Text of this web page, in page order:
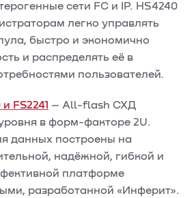
сети FC и IP. HS4240
легко управлять
быстро и экономично
и распределять её в
пользователей.
FS2241 – All-flash СХД
в форм-факторе 2U.
данных построены на
надёжной, гибкой и
платформе
разработанной «Инферит».